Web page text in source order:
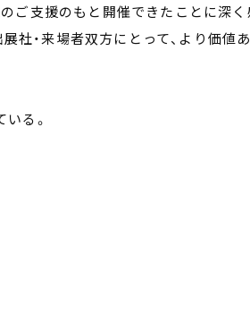
ご支援のもと開催できたことに深
社・来場者双方にとって、より価値あ
る。